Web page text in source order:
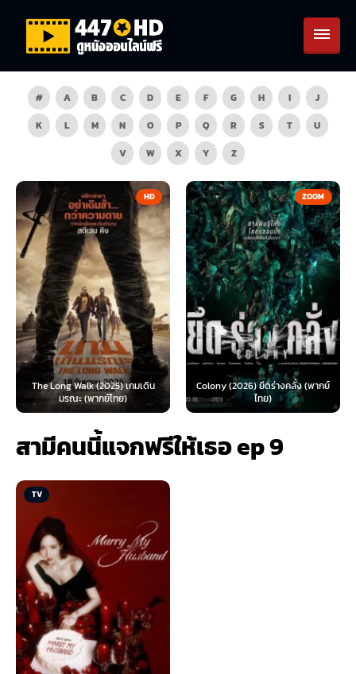
# A B C D E F G H I
J
K
L M N O P Q R S T
U
V
W X Y Z
HD
The Long Walk (2025) เกมเดิน
มรณะ (พากย์ไทย)
ZOOM
Colony (2026) ยึดร่างคลั่ง (พากย์
ไทย)
สามีคนนี้แจกฟรีให้เธอ ep 9
TV